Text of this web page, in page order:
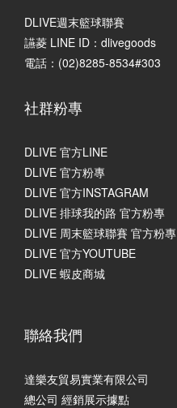
DLIVE週末籃球聯賽
讌菱 LINE ID：dlivegoods
電話：(02)8285-8534#303
社群粉專
DLIVE 官方LINE
DLIVE 官方粉專
DLIVE 官方INSTAGRAM
DLIVE 排球我的路 官方粉專
DLIVE 周末籃球聯賽 官方粉專
DLIVE 官方YOUTUBE
DLIVE 蝦皮商城
聯絡我們
達樂友貿易實業有限公司
總公司 經銷展示據點